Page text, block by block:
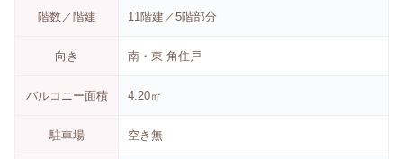
階数／階建 11階建／5階部分
向き 南・東 角住戸
バルコニー面積 4.20㎡
駐車場 空き無